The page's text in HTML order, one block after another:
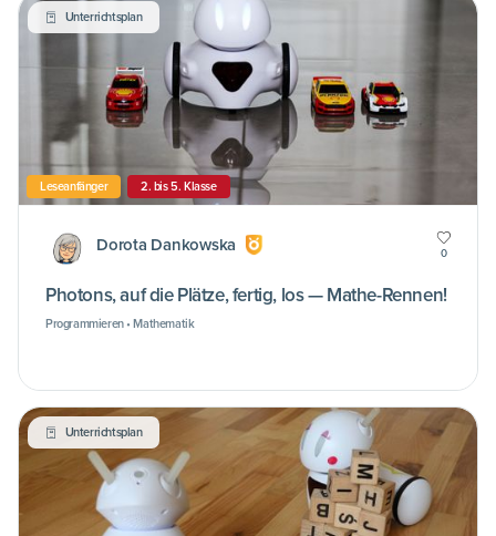
Unterrichtsplan
Leseanfänger 2. bis 5. Klasse
Dorota Dankowska 0
Photons, auf die Plätze, fertig, los — Mathe-Rennen!
Programmieren • Mathematik
Unterrichtsplan